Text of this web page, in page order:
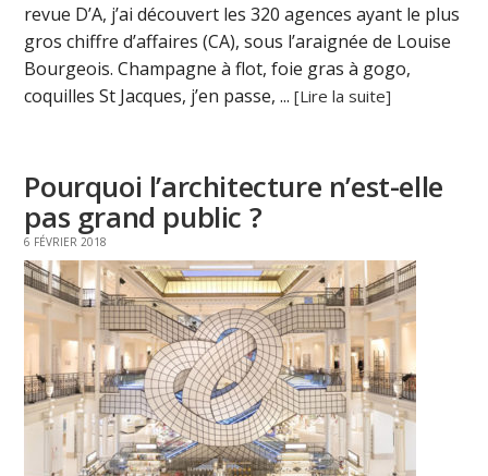
revue D’A, j’ai découvert les 320 agences ayant le plus
gros chiffre d’affaires (CA), sous l’araignée de Louise
Bourgeois. Champagne à flot, foie gras à gogo,
coquilles St Jacques, j’en passe, ...[Lire la suite]
Pourquoi l’architecture n’est-elle
pas grand public ?
6 FÉVRIER 2018